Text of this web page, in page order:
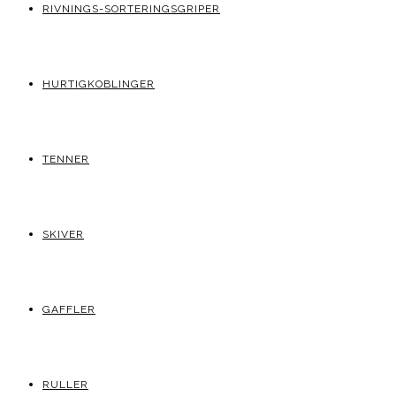
RIVNINGS-SORTERINGSGRIPER
HURTIGKOBLINGER
TENNER
SKIVER
GAFFLER
RULLER